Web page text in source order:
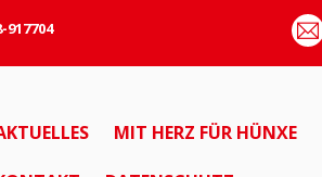
917704
MIT HERZ FÜR HÜNXE